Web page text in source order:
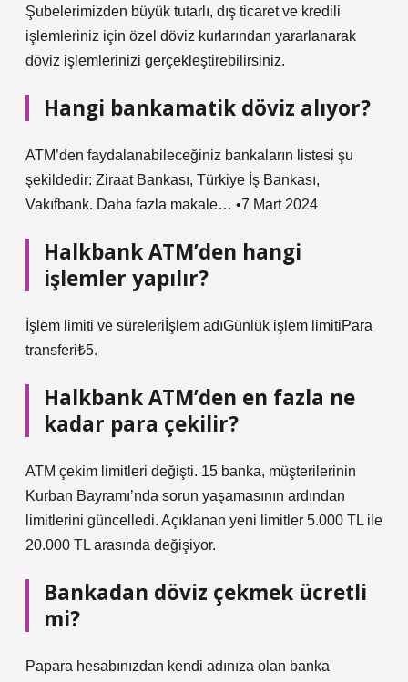
Şubelerimizden büyük tutarlı, dış ticaret ve kredili
işlemleriniz için özel döviz kurlarından yararlanarak
döviz işlemlerinizi gerçekleştirebilirsiniz.
Hangi bankamatik döviz alıyor?
ATM’den faydalanabileceğiniz bankaların listesi şu
şekildedir: Ziraat Bankası, Türkiye İş Bankası,
Vakıfbank. Daha fazla makale… •7 Mart 2024
Halkbank ATM’den hangi
işlemler yapılır?
İşlem limiti ve süreleriİşlem adıGünlük işlem limitiPara
transferi₺5.
Halkbank ATM’den en fazla ne
kadar para çekilir?
ATM çekim limitleri değişti. 15 banka, müşterilerinin
Kurban Bayramı’nda sorun yaşamasının ardından
limitlerini güncelledi. Açıklanan yeni limitler 5.000 TL ile
20.000 TL arasında değişiyor.
Bankadan döviz çekmek ücretli
mi?
Papara hesabınızdan kendi adınıza olan banka